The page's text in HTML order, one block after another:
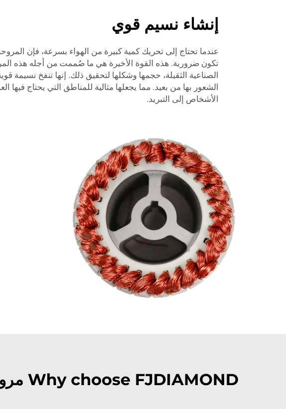
إنشاء نسيم قوي
عندما تحتاج إلى تحريك كمية كبيرة من الهواء بسرعة، فإن
تكون ضرورية. هذه القوة الأخيرة هي ما صُممت من أجله هذه
الصناعية الثقيلة، حجمها وشكلها لتحقيق ذلك. إنها تنفخ نسيمة
الشعور بها من بعيد. مما يجعلها مثالية للمناطق التي يحتاج فيها
الأشخاص إلى التبريد.
Why choose FJDIAMOND مروحة صناعية ثقيلة?